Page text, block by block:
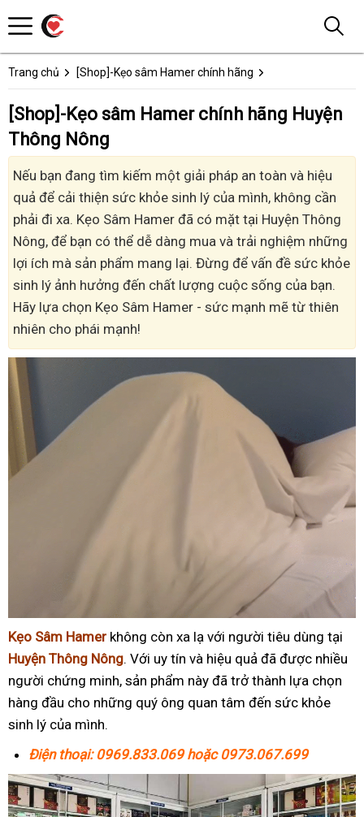
Trang chủ [Shop]-Kẹo sâm Hamer chính hãng
[Shop]-Kẹo sâm Hamer chính hãng Huyện
Thông Nông
Nếu bạn đang tìm kiếm một giải pháp an toàn và hiệu
quả để cải thiện sức khỏe sinh lý của mình, không cần
phải đi xa. Kẹo Sâm Hamer đã có mặt tại Huyện Thông
Nông, để bạn có thể dễ dàng mua và trải nghiệm những
lợi ích mà sản phẩm mang lại. Đừng để vấn đề sức khỏe
sinh lý ảnh hưởng đến chất lượng cuộc sống của bạn.
Hãy lựa chọn Kẹo Sâm Hamer - sức mạnh mẽ từ thiên
nhiên cho phái mạnh!
Kẹo Sâm Hamer không còn xa lạ với người tiêu dùng tại
Huyện Thông Nông. Với uy tín và hiệu quả đã được nhiều
người chứng minh, sản phẩm này đã trở thành lựa chọn
hàng đầu cho những quý ông quan tâm đến sức khỏe
sinh lý của mình.
Điện thoại: 0969.833.069 hoặc 0973.067.699